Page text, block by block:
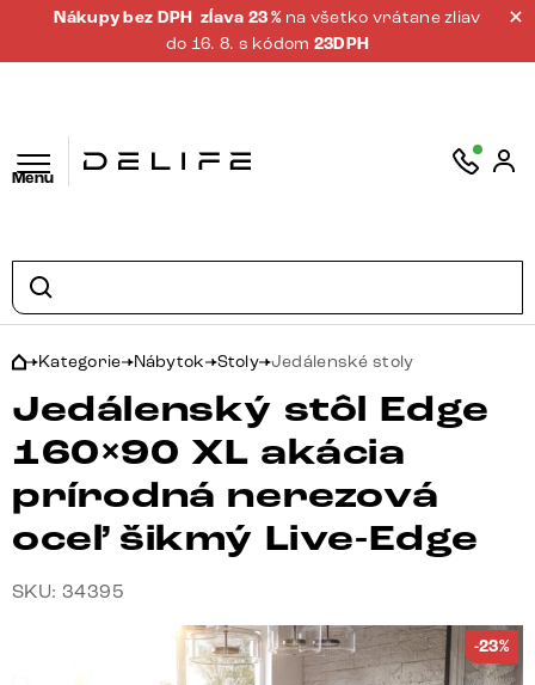
Nákupy bez DPH zĺava 23 % na všetko vrátane zliav
do 16. 8. s kódom 23DPH
Menu
Kategorie Nábytok Stoly Jedálenské stoly
Jedálenský stôl Edge
160×90 XL akácia
prírodná nerezová
oceľ šikmý Live-Edge
SKU: 34395
-23%